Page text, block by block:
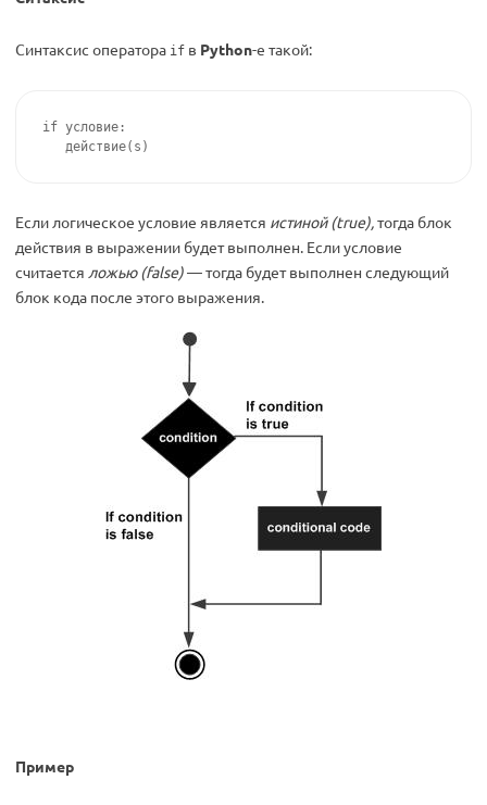
Синтаксис оператора if в Python-е такой:
if условие :
   действие
( s )
Если логическое условие является истиной (true),тогда блок
действия в выражении будет выполнен. Если условие
считается ложью (false)— тогда будет выполнен следующий
блок кода после этого выражения.
Пример